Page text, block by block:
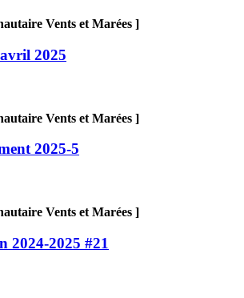
Vents et Marées ]
2025
Vents et Marées ]
2025-5
Vents et Marées ]
2024-2025 #21